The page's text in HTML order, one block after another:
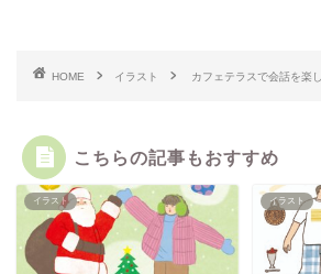
HOME イラスト カフェテラスで会話を楽
こちらの記事もおすすめ
イラスト イラスト